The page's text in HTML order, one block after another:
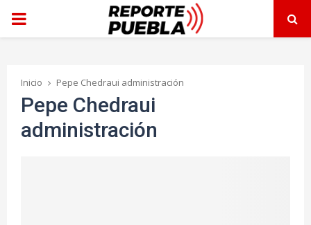
PRIMARY
Inicio Pepe Chedraui administración
Pepe Chedraui
administración